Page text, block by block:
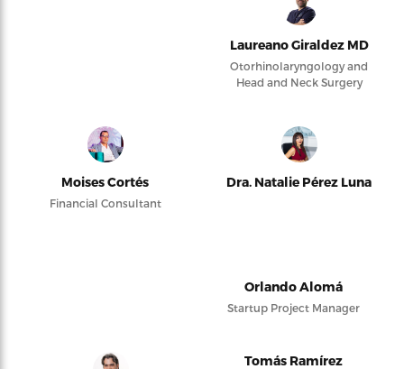
Laureano Giraldez MD
Otorhinolaryngology and
Head and Neck Surgery
Moises Cortés
Financial Consultant
Dra. Natalie Pérez Luna
Orlando Alomá
Startup Project Manager
Tomás Ramírez